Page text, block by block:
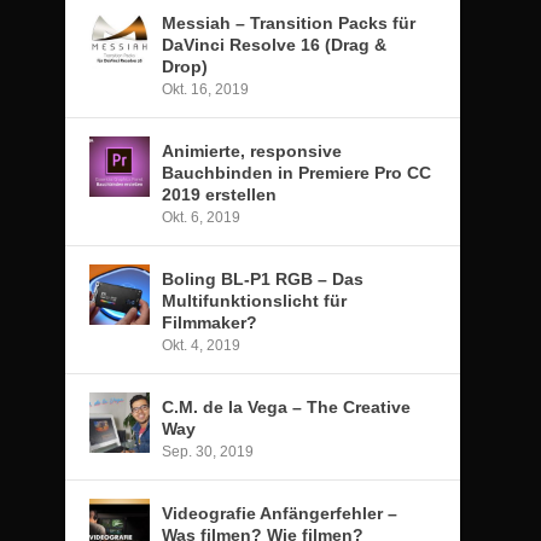
Messiah – Transition Packs für
DaVinci Resolve 16 (Drag &
Drop)
Okt. 16, 2019
Animierte, responsive
Bauchbinden in Premiere Pro CC
2019 erstellen
Okt. 6, 2019
Boling BL-P1 RGB – Das
Multifunktionslicht für
Filmmaker?
Okt. 4, 2019
C.M. de la Vega – The Creative
Way
Sep. 30, 2019
Videografie Anfängerfehler –
Was filmen? Wie filmen?